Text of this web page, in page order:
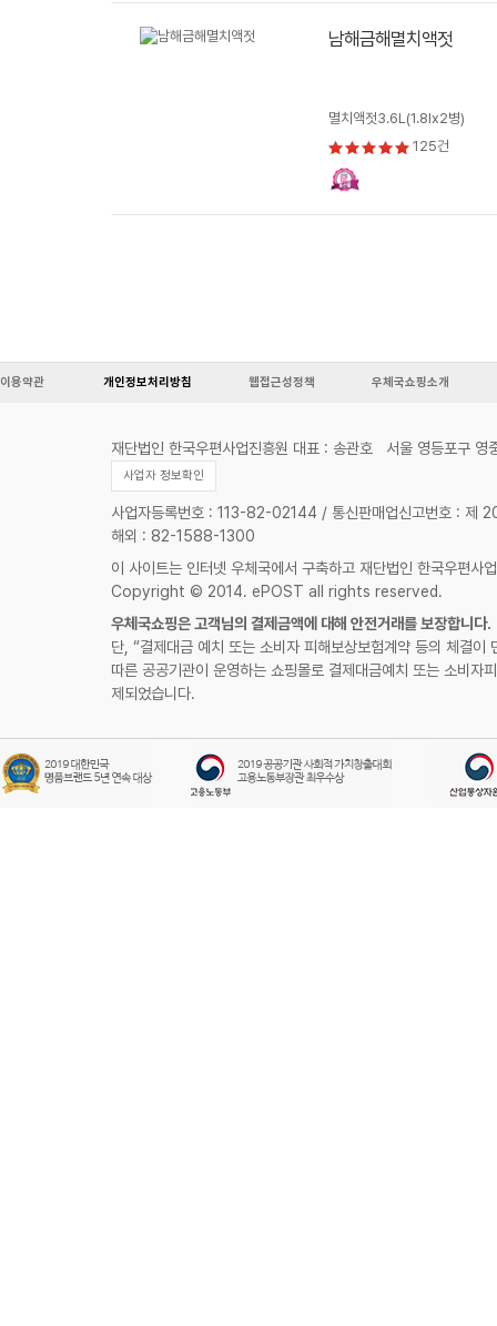
남해금해멸치액젓
멸치액젓3.6L(1.8lx2병)
125건
이용약관 개인정보처리방침 웹접근성정책 우체국쇼핑소개
재단법인 한국우편사업진흥원 대표 : 송관호 서울 영등포구
사업자 정보확인
사업자등록번호 : 113-82-02144 / 통신판매업신고번호 : 제
해외 : 82-1588-1300
이 사이트는 인터넷 우체국에서 구축하고 재단법인 한국우편사
Copyright © 2014. ePOST all rights reserved.
우체국쇼핑은 고객님의 결제금액에 대해 안전거래를 보장합니다.
단, “결제대금 예치 또는 소비자 피해보상보험계약 등의 체결이
따른 공공기관이 운영하는 쇼핑몰로 결제대금예치 또는 소비자
제되었습니다.